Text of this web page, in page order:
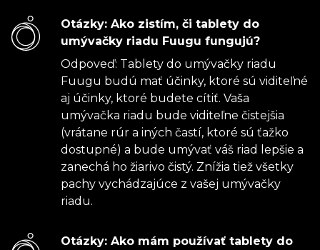
Otázky: Ako zistím, či tablety do
umývačky riadu Fuugu fungujú?
Odpoveď: Tablety do umývačky riadu
Fuugu budú mať účinky, ktoré sú viditeľné
aj účinky, ktoré budete cítiť. Vaša
umývačka riadu bude viditeľne čistejšia
(vrátane rúr a iných častí, ktoré sú ťažko
dostupné) a bude umývať váš riad lepšie a
zanechá ho žiarivo čistý. Znížia tiež všetky
pachy vychádzajúce z vašej umývačky
riadu.
Otázky: Ako mám používať tablety do